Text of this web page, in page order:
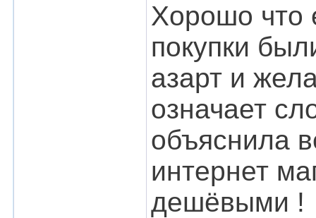
Хорошо что
покупки
азарт и
означает
объяснила
интернет
дешёвыми !